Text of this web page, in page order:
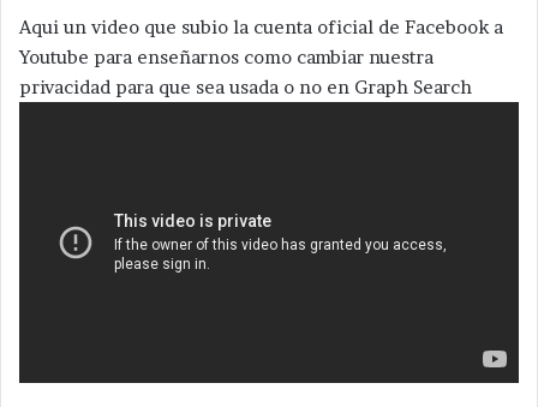
Aqui un video que subio la cuenta oficial de Facebook a
Youtube para enseñarnos como cambiar nuestra
privacidad para que sea usada o no en Graph Search